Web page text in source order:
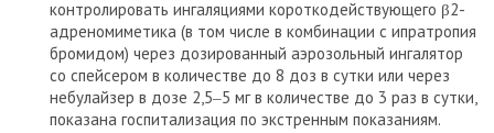
контролировать ингаляциями короткодействующего β2-
адреномиметика (в том числе в комбинации с ипратропия
бромидом) через дозированный аэрозольный ингалятор
со спейсером в количестве до 8 доз в сутки или через
небулайзер в дозе 2,5‒5 мг в количестве до 3 раз в сутки,
показана госпитализация по экстренным показаниям.